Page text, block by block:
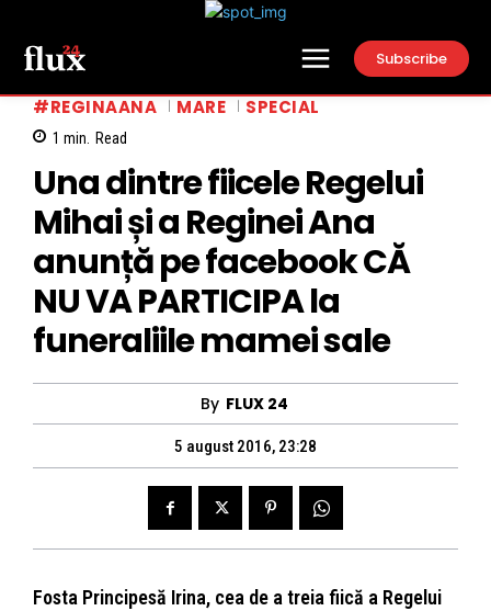
Subscribe
#REGINAANA MARE SPECIAL
1 min. Read
Una dintre fiicele Regelui
Mihai și a Reginei Ana
anunță pe facebook CĂ
NU VA PARTICIPA la
funeraliile mamei sale
By FLUX 24
5 august 2016, 23:28
Fosta Principesă Irina, cea de a treia fiică a Regelui